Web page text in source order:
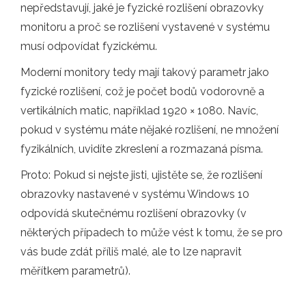
nepředstavují, jaké je fyzické rozlišení obrazovky
monitoru a proč se rozlišení vystavené v systému
musí odpovídat fyzickému.
Moderní monitory tedy mají takový parametr jako
fyzické rozlišení, což je počet bodů vodorovně a
vertikálních matic, například 1920 × 1080. Navíc,
pokud v systému máte nějaké rozlišení, ne množení
fyzikálních, uvidíte zkreslení a rozmazaná písma.
Proto: Pokud si nejste jisti, ujistěte se, že rozlišení
obrazovky nastavené v systému Windows 10
odpovídá skutečnému rozlišení obrazovky (v
některých případech to může vést k tomu, že se pro
vás bude zdát příliš malé, ale to lze napravit
měřítkem parametrů).